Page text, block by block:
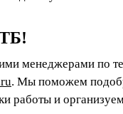
менеджерами по
. Мы поможем
работы и